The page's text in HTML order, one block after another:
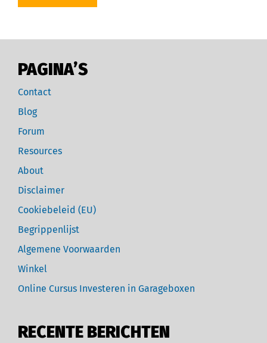
PAGINA’S
Contact
Blog
Forum
Resources
About
Disclaimer
Cookiebeleid (EU)
Begrippenlijst
Algemene Voorwaarden
Winkel
Online Cursus Investeren in Garageboxen
RECENTE BERICHTEN